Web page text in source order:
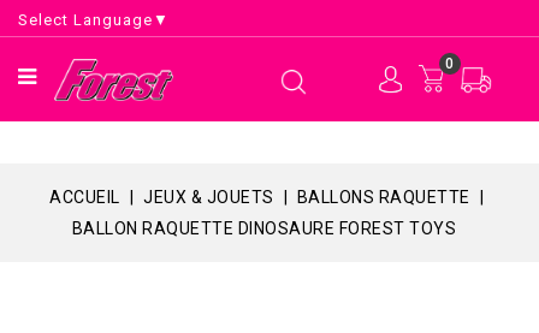
Select Language ▼
0
ACCUEIL JEUX & JOUETS
BALLONS RAQUETTE
BALLON RAQUETTE DINOSAURE FOREST TOYS